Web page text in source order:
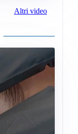
Altri video